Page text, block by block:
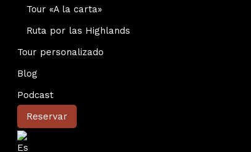
Tour «A la carta»
Ruta por las Highlands
Tour personalizado
Blog
Podcast
Reservar